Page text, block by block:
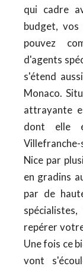
qui cadre
budget, vos
pouvez
d'agents
s'étend
Monaco.
attrayante
dont elle
Nice par
en gradins
par de
repérer
Une fois ce
vont